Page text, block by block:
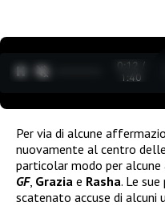
0:13 /
1:40
Per via di alcune
nuovamente al centro
particolar modo per
GF, Grazia e Rasha. Le
scatenato accuse di alcuni